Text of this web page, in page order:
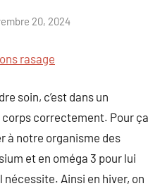
20, 2024
rasage
soin, c’est dans un
correctement. Pour ça
à notre organisme des
et en oméga 3 pour lui
Ainsi en hiver, on